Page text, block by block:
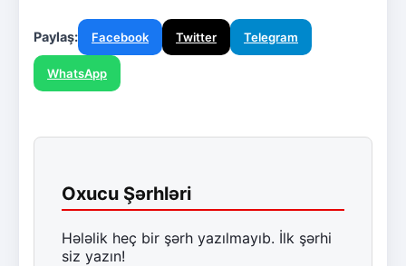
Paylaş: Facebook Twitter Telegram
WhatsApp
Oxucu Şərhləri
Hələlik heç bir şərh yazılmayıb. İlk şərhi
siz yazın!